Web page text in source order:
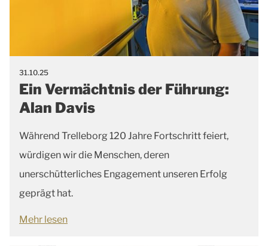
31.10.25
Ein Vermächtnis der Führung:
Alan Davis
Während Trelleborg 120 Jahre Fortschritt feiert,
würdigen wir die Menschen, deren
unerschütterliches Engagement unseren Erfolg
geprägt hat.
Mehr lesen